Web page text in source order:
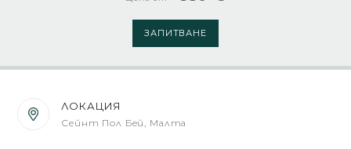
ЗАПИТВАНЕ
ЛОКАЦИЯ
Сейнт Пол Бей, Малта